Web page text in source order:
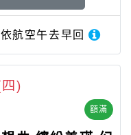
航空午去早回
額滿
)